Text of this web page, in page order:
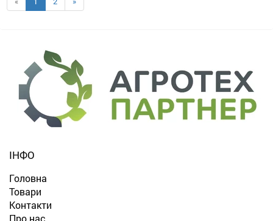
ІНФО
Головна
Товари
Контакти